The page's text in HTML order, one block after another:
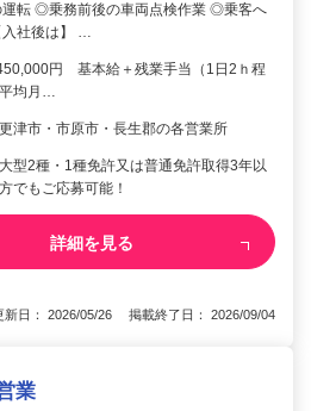
転 ◎乗務前後の車両点検作業 ◎乗客へ
社後は】 …
円 基本給＋残業手当（1日2ｈ程
均月…
津市・市原市・長生郡の各営業所
型2種・1種免許又は普通免許取得3年以
もご応募可能！
詳細を見る
新日： 2026/05/26 掲載終了日： 2026/09/04
業